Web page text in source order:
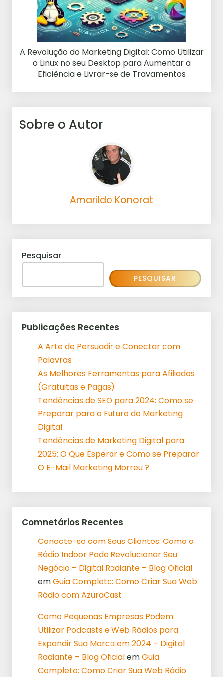
A Revolução do Marketing Digital: Como Utilizar
o Linux no seu Desktop para Aumentar a
Eficiência e Livrar-se de Travamentos
Sobre o Autor
Amarildo Konorat
Pesquisar
PESQUISAR
Publicações Recentes
A Arte de Persuadir e Conectar com
Palavras
As Melhores Ferramentas para Afiliados
(Gratuitas e Pagas)
Tendências de SEO para 2024: Como se
Preparar para o Futuro do Marketing
Digital
Tendências de Marketing Digital para
2025: O Que Esperar e Como se Preparar
O E-Mail Marketing Morreu ?
Comnetários Recentes
Conecte-se com Seus Clientes: Como o
Rádio Indoor Pode Revolucionar Seu
Negócio – Digital Radiante – Blog Oficial
emGuia Completo: Como Criar Sua Web
Rádio com AzuraCast
Como Pequenas Empresas Podem
Utilizar Podcasts e Web Rádios para
Expandir Sua Marca em 2024 – Digital
Radiante – Blog OficialemGuia
Completo: Como Criar Sua Web Rádio